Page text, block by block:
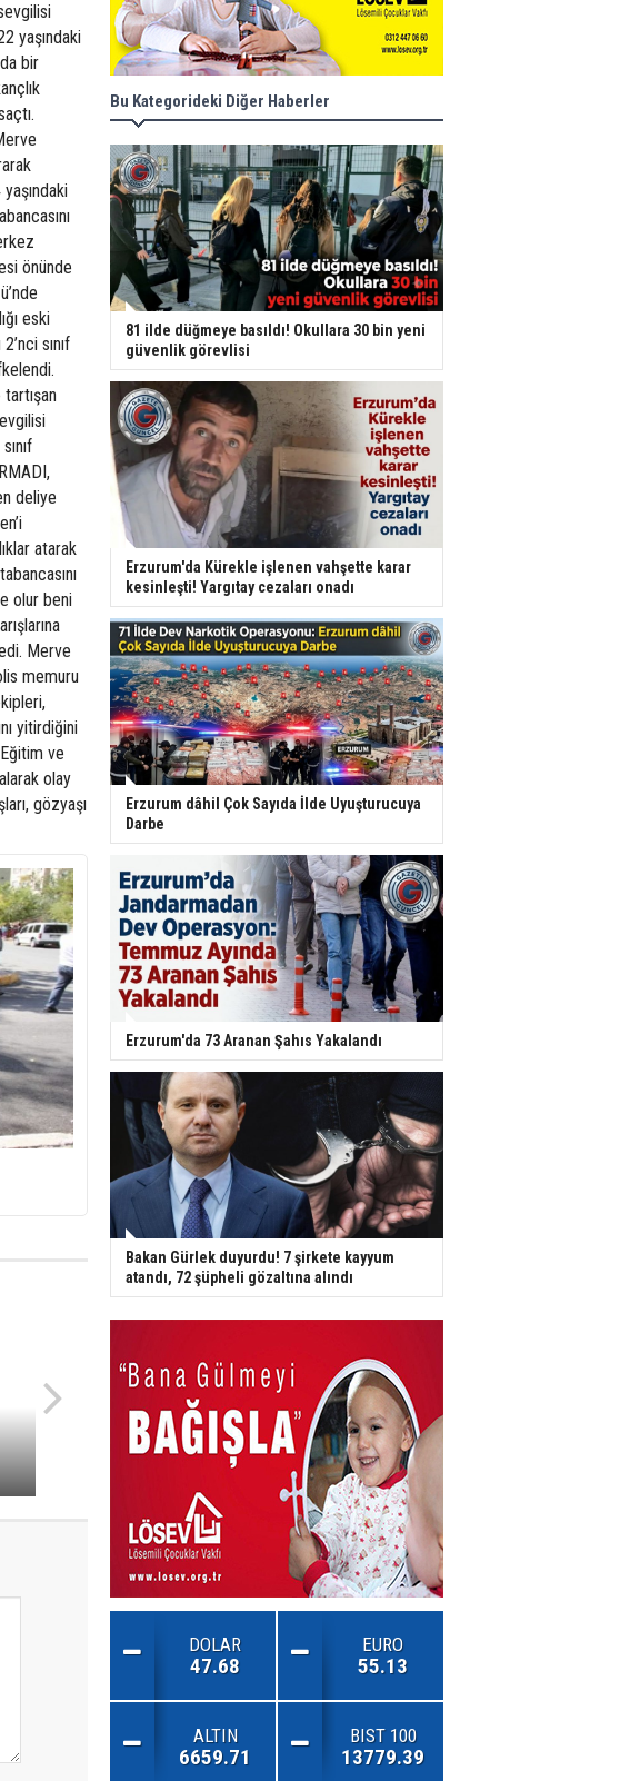
yaşındaki
bir
önünde
eski
sınıf
deliye
atarak
olur beni
Merve
memuru
yitirdiğini
ve
olay
gözyaşı
Bu Kategorideki Diğer Haberler
81 ilde düğmeye basıldı! Okullara 30 bin yeni
güvenlik görevlisi
Erzurum'da Kürekle işlenen vahşette karar
kesinleşti! Yargıtay cezaları onadı
Erzurum dâhil Çok Sayıda İlde Uyuşturucuya
Darbe
Erzurum'da 73 Aranan Şahıs Yakalandı
Bakan Gürlek duyurdu! 7 şirkete kayyum
atandı, 72 şüpheli gözaltına alındı
DOLAR
47.68
EURO
55.13
ALTIN
6659.71
BIST 100
13779.39